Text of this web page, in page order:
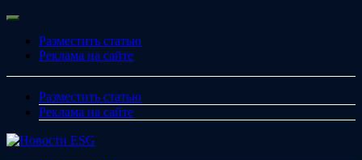
Перейти
содержимому
Меню
Разместить статью
Реклама на сайте
Разместить статью
Реклама на сайте